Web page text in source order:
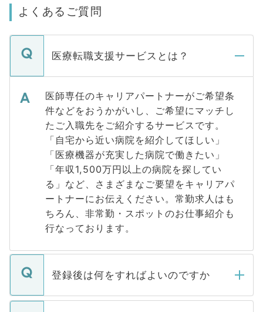
よくあるご質問
医療転職支援サービスとは？
医師専任のキャリアパートナーがご希望条
件などをおうかがいし、ご希望にマッチし
たご入職先をご紹介するサービスです。
「自宅から近い病院を紹介してほしい」
「医療機器が充実した病院で働きたい」
「年収1,500万円以上の病院を探してい
る」など、さまざまなご要望をキャリアパ
ートナーにお伝えください。常勤求人はも
ちろん、非常勤・スポットのお仕事紹介も
行なっております。
登録後は何をすればよいのですか
ご登録いただきましたら、弊社担当者がご